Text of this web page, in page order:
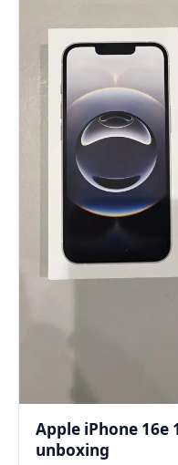
Apple iPhone 16e
unboxing